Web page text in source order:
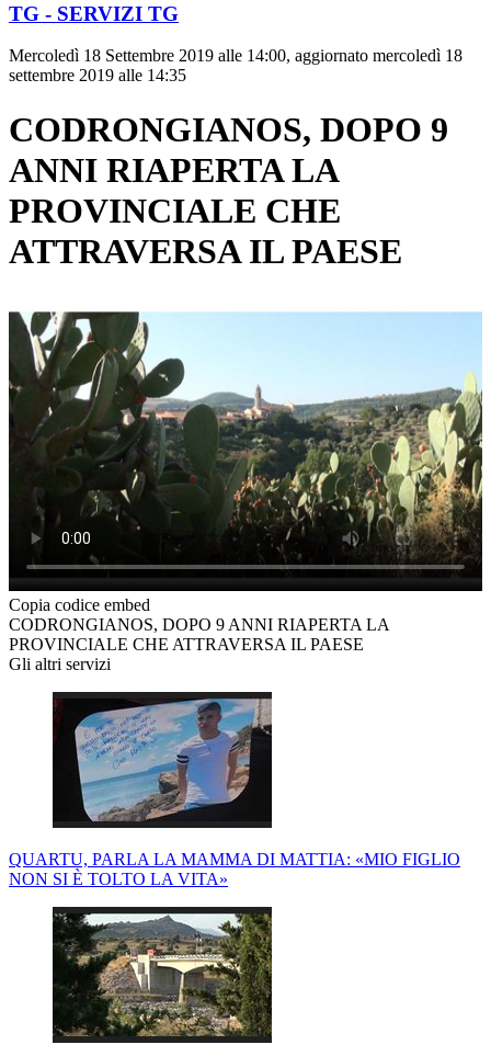
TG - SERVIZI TG
Mercoledì 18 Settembre 2019 alle 14:00, aggiornato mercoledì 18
settembre 2019 alle 14:35
CODRONGIANOS, DOPO 9
ANNI RIAPERTA LA
PROVINCIALE CHE
ATTRAVERSA IL PAESE
Copia codice embed
CODRONGIANOS, DOPO 9 ANNI RIAPERTA LA
PROVINCIALE CHE ATTRAVERSA IL PAESE
Gli altri servizi
QUARTU, PARLA LA MAMMA DI MATTIA: «MIO FIGLIO
NON SI È TOLTO LA VITA»